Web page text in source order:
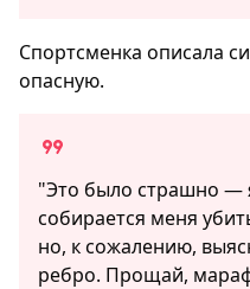
Спортсменка описала
опасную.
"Это было страшно —
собирается меня
но, к сожалению,
ребро. Прощай,